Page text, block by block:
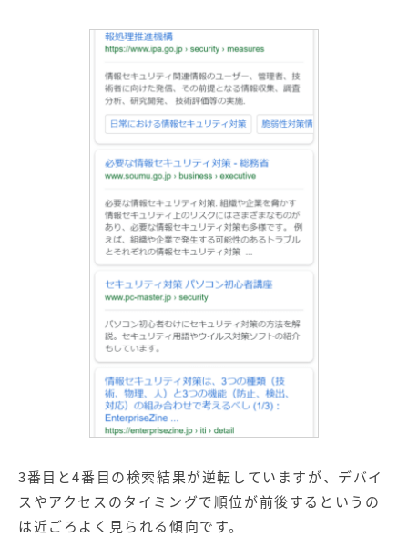
3番目と4番目の検索結果が逆転していますが、デバイ
スやアクセスのタイミングで順位が前後するというの
は近ごろよく見られる傾向です。